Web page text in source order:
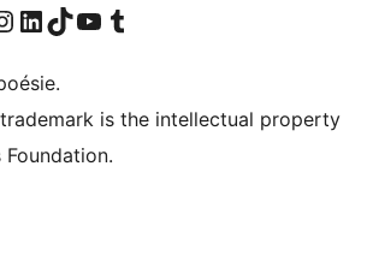
Threads
page
our Instagram account
Visit our LinkedIn account
Visitez notre compte TikTok
Visit our YouTube channel
Visitez notre compte Tumblr
is the intellectual property